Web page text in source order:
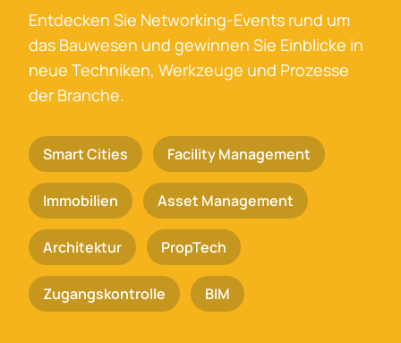
Entdecken Sie Networking-Events rund um
das Bauwesen und gewinnen Sie Einblicke in
neue Techniken, Werkzeuge und Prozesse
der Branche.
Smart Cities Facility Management
Immobilien Asset Management
Architektur PropTech
Zugangskontrolle BIM